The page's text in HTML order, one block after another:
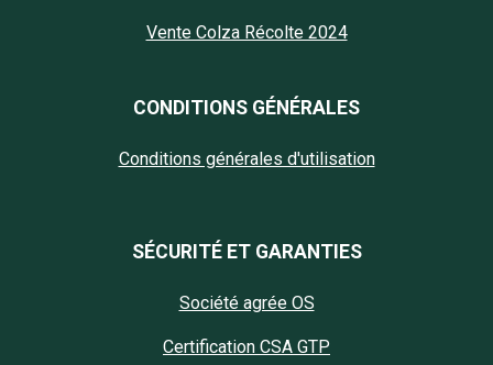
Vente Colza Récolte 2024
CONDITIONS GÉNÉRALES
Conditions générales d'utilisation
SÉCURITÉ ET GARANTIES
Société agrée OS
Certification CSA GTP